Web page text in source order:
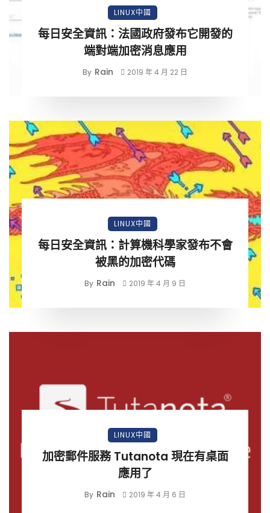
LINUX中國
每日安全資訊：法國政府發布它開發的
端對端加密消息應用
By Rain 2019 年 4 月 22 日
LINUX中國
每日安全資訊：計算機科學家發布不會
被黑的加密代碼
By Rain 2019 年 4 月 9 日
LINUX中國
加密郵件服務 Tutanota 現在有桌面
應用了
By Rain 2019 年 4 月 6 日